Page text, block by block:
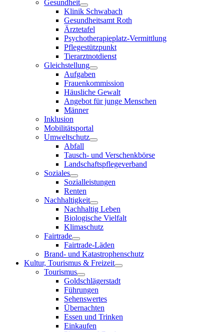
Gesundheit
Klinik Schwabach
Gesundheitsamt Roth
Ärztetafel
Psychotherapieplatz-Vermittlung
Pflegestützpunkt
Tierarztnotdienst
Gleichstellung
Aufgaben
Frauenkommission
Häusliche Gewalt
Angebot für junge Menschen
Männer
Inklusion
Mobilitätsportal
Umweltschutz
Abfall
Tausch- und Verschenkbörse
Landschaftspflegeverband
Soziales
Sozialleistungen
Renten
Nachhaltigkeit
Nachhaltig Leben
Biologische Vielfalt
Klimaschutz
Fairtrade
Fairtrade-Läden
Brand- und Katastrophenschutz
Kultur, Tourismus & Freizeit
Tourismus
Goldschlägerstadt
Führungen
Sehenswertes
Übernachten
Essen und Trinken
Einkaufen